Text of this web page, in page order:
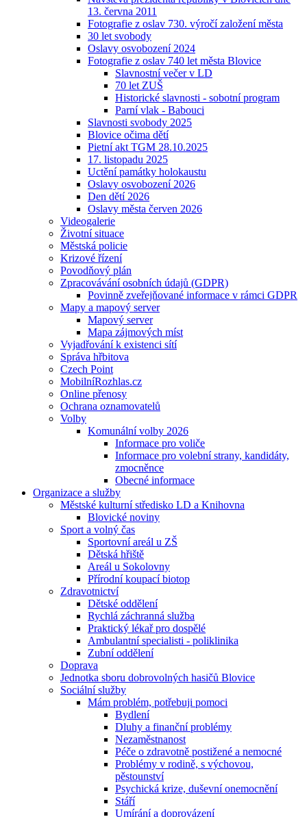
13. června 2011
Fotografie z oslav 730. výročí založení města
30 let svobody
Oslavy osvobození 2024
Fotografie z oslav 740 let města Blovice
Slavnostní večer v LD
70 let ZUŠ
Historické slavnosti - sobotní program
Parní vlak - Babouci
Slavnosti svobody 2025
Blovice očima dětí
Pietní akt TGM 28.10.2025
17. listopadu 2025
Uctění památky holokaustu
Oslavy osvobození 2026
Den dětí 2026
Oslavy města červen 2026
Videogalerie
Životní situace
Městská policie
Krizové řízení
Povodňový plán
Zpracovávání osobních údajů (GDPR)
Povinně zveřejňované informace v rámci GDPR
Mapy a mapový server
Mapový server
Mapa zájmových míst
Vyjadřování k existenci sítí
Správa hřbitova
Czech Point
MobilníRozhlas.cz
Online přenosy
Ochrana oznamovatelů
Volby
Komunální volby 2026
Informace pro voliče
Informace pro volební strany, kandidáty,
zmocněnce
Obecné informace
Organizace a služby
Městské kulturní středisko LD a Knihovna
Blovické noviny
Sport a volný čas
Sportovní areál u ZŠ
Dětská hřiště
Areál u Sokolovny
Přírodní koupací biotop
Zdravotnictví
Dětské oddělení
Rychlá záchranná služba
Praktický lékař pro dospělé
Ambulantní specialisti - poliklinika
Zubní oddělení
Doprava
Jednotka sboru dobrovolných hasičů Blovice
Sociální služby
Mám problém, potřebuji pomoci
Bydlení
Dluhy a finanční problémy
Nezaměstnanost
Péče o zdravotně postižené a nemocné
Problémy v rodině, s výchovou,
pěstounství
Psychická krize, duševní onemocnění
Stáří
Umírání a doprovázení